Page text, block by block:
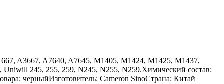
A3667, A7640, A7645, M1405, M1424, M1425, M1437,
245, 255, 259, N245, N255, N259.Химический состав:
черныйИзготовитель: Cameron SinoСтрана: Китай